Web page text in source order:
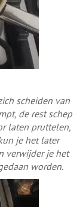
scheiden van
de rest schep
laten pruttelen,
je het later
verwijder je het
worden.